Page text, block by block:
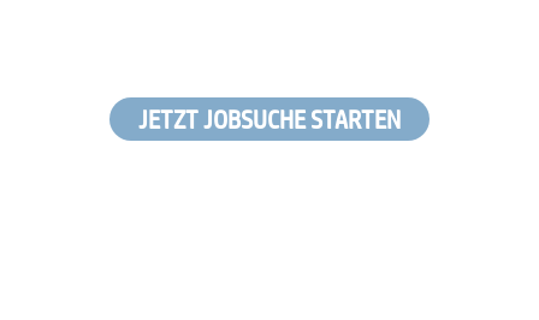
JETZT JOBSUCHE STARTEN